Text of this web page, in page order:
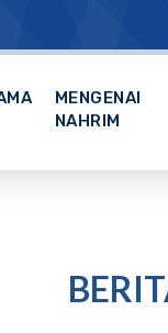
MENGENAI
NAHRIM